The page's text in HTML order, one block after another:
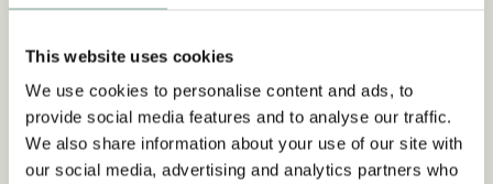
This website uses cookies
We use cookies to personalise content and ads, to
provide social media features and to analyse our traffic.
We also share information about your use of our site with
our social media, advertising and analytics partners who